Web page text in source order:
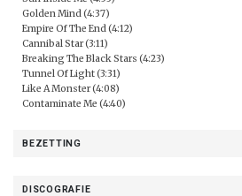
Golden Mind (4:37)
Empire Of The End (4:12)
Cannibal Star (3:11)
Breaking The Black Stars (4:23)
Tunnel Of Light (3:31)
Like A Monster (4:08)
Contaminate Me (4:40)
BEZETTING
DISCOGRAFIE